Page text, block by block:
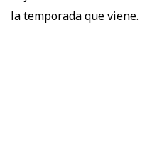
la temporada que viene.